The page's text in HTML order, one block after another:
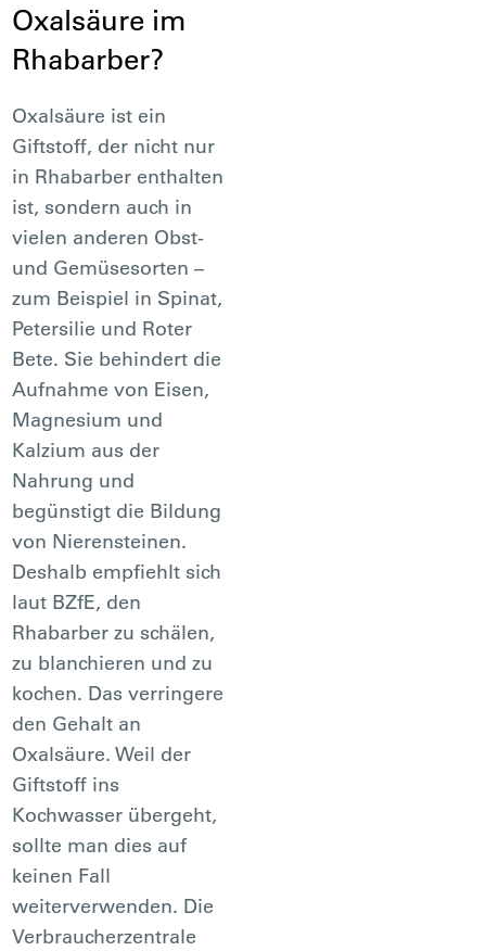
Oxalsäure im
Rhabarber?
Oxalsäure ist ein
Giftstoff, der nicht nur
in Rhabarber enthalten
ist, sondern auch in
vielen anderen Obst-
und Gemüsesorten –
zum Beispiel in Spinat,
Petersilie und Roter
Bete. Sie behindert die
Aufnahme von Eisen,
Magnesium und
Kalzium aus der
Nahrung und
begünstigt die Bildung
von Nierensteinen.
Deshalb empfiehlt sich
laut BZfE, den
Rhabarber zu schälen,
zu blanchieren und zu
kochen. Das verringere
den Gehalt an
Oxalsäure. Weil der
Giftstoff ins
Kochwasser übergeht,
sollte man dies auf
keinen Fall
weiterverwenden. Die
Verbraucherzentrale